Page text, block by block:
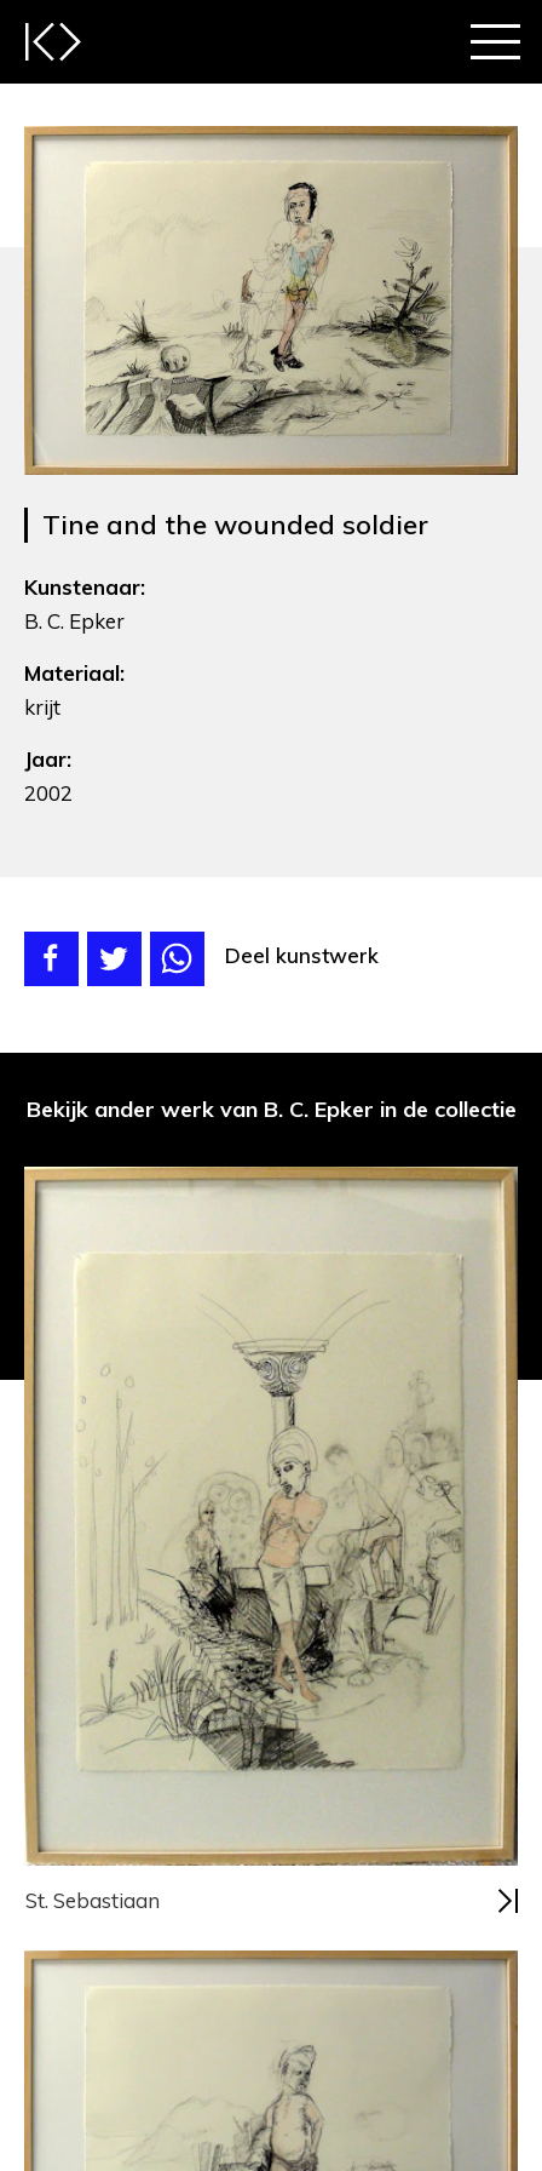
Tine and the wounded soldier
Kunstenaar:
B. C. Epker
Materiaal:
krijt
Jaar:
2002
Deel kunstwerk
Bekijk ander werk van B. C. Epker in de collectie
St. Sebastiaan